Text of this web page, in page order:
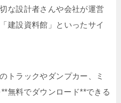
な設計者さんや会社が運営
建設資料館」といったサイ
トラックやダンプカー、ミ
無料でダウンロード**できる